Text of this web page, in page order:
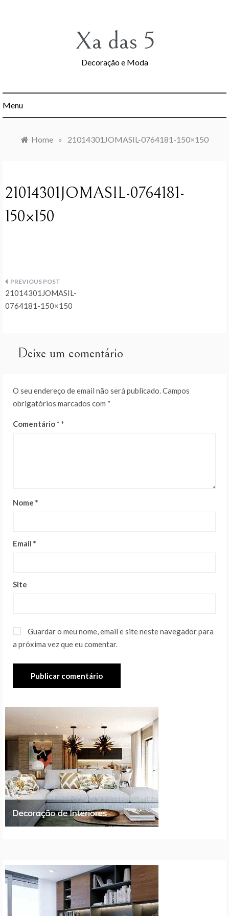
Xa das 5
Decoração e Moda
Menu
Home » 21014301JOMASIL-0764181-150×150
21014301JOMASIL-0764181-
150×150
Navegação
de
21014301JOMASIL-
0764181-150×150
Deixe um comentário
O seu endereço de email não será publicado.Campos
obrigatórios marcados com *
Comentário*
Nome *
Email *
Site
Guardar o meu nome, email e site neste navegador para
a próxima vez que eu comentar.